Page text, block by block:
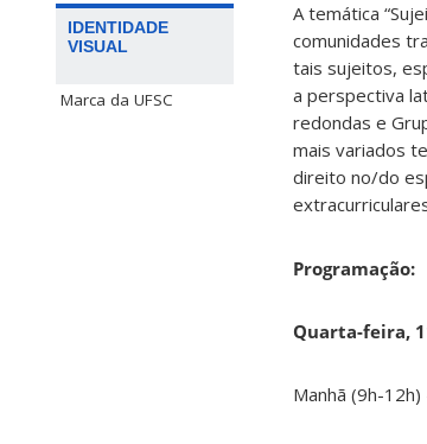
IDENTIDADE
VISUAL
Marca da UFSC
A temática
comunidades
tais sujeitos,
a perspectiva
redondas e
mais variados
direito no/do
Programação:
Quarta-feira,
Manhã (9h-